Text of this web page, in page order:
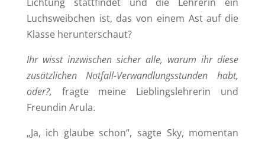
Luchsweibchen ist, das von einem Ast auf die
Klasse herunterschaut?
Ihr wisst inzwischen sicher alle, warum ihr diese
zusätzlichen Notfall-Verwandlungsstunden habt,
oder?, fragte meine Lieblingslehrerin und
Freundin Arula.
„Ja, ich glaube schon“, sagte Sky, momentan